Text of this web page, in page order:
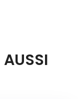
AUSSI